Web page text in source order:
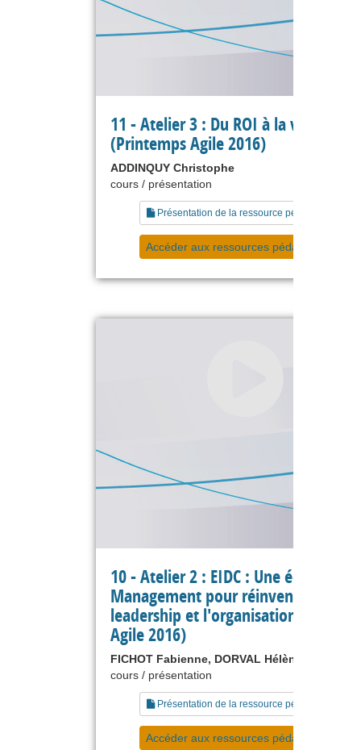
11 - Atelier 3 : Du ROI à la valeur
(Printemps Agile 2016)
ADDINQUY Christophe
cours / présentation
Présentation de la ressource pédagogique
Accéder aux ressources pédagogiques
10 - Atelier 2 : EIDC : Une école de
Management pour réinventer le
leadership et l'organisation
Agile 2016)
FICHOT Fabienne, DORVAL Hélène
cours / présentation
Présentation de la ressource pédagogique
Accéder aux ressources pédagogiques